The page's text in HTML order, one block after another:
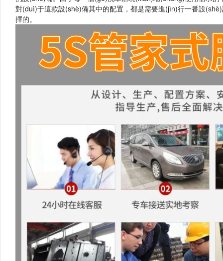
對(duì)于這款設(shè)備其中的配置，都是需要進(jìn)行一番設
擇的。